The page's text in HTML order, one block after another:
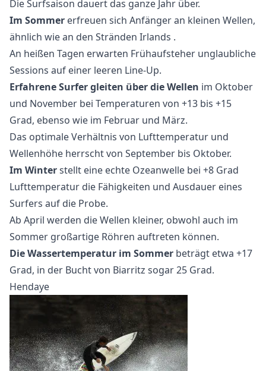
Die Surfsaison dauert das ganze Jahr über.
Im Sommer erfreuen sich Anfänger an kleinen Wellen,
ähnlich wie an den Stränden Irlands .
An heißen Tagen erwarten Frühaufsteher unglaubliche
Sessions auf einer leeren Line-Up.
Erfahrene Surfer gleiten über die Wellen im Oktober
und November bei Temperaturen von +13 bis +15
Grad, ebenso wie im Februar und März.
Das optimale Verhältnis von Lufttemperatur und
Wellenhöhe herrscht von September bis Oktober.
Im Winterstellt eine echte Ozeanwelle bei +8 Grad
Lufttemperatur die Fähigkeiten und Ausdauer eines
Surfers auf die Probe.
Ab April werden die Wellen kleiner, obwohl auch im
Sommer großartige Röhren auftreten können.
Die Wassertemperatur im Sommer beträgt etwa +17
Grad, in der Bucht von Biarritz sogar 25 Grad.
Hendaye